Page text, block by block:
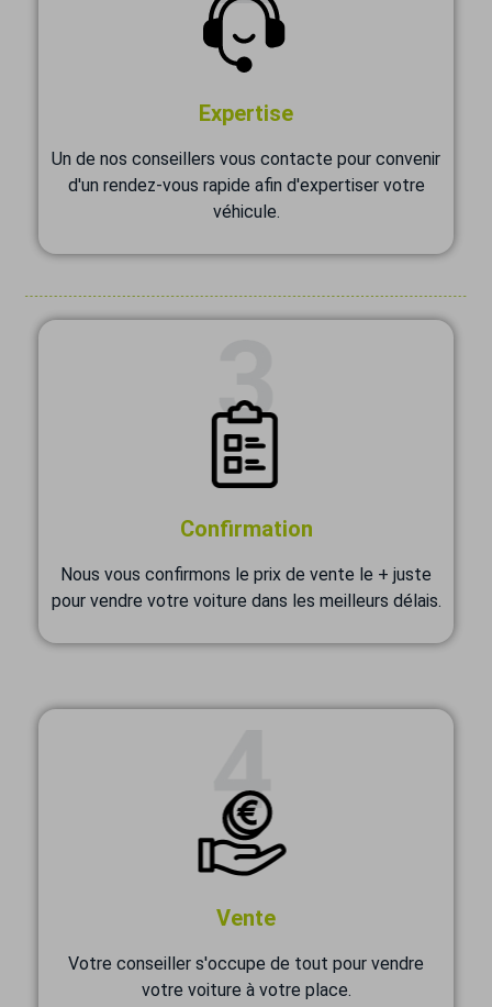
Expertise
Un de nos conseillers vous contacte pour convenir
d'un rendez-vous rapide afin d'expertiser votre
véhicule.
Confirmation
Nous vous confirmons le prix de vente le + juste
pour vendre votre voiture dans les meilleurs délais.
Vente
Votre conseiller s'occupe de tout pour vendre
votre voiture à votre place.